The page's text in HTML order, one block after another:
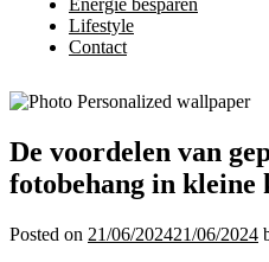
Energie besparen
Lifestyle
Contact
De voordelen van
fotobehang in kleine
Posted on 21/06/202421/06/2024